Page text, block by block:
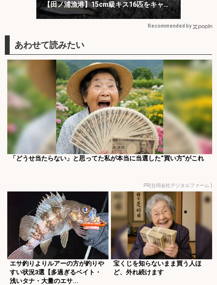
【田ノ浦漁港】15cm級キス16匹をキャッ
チ！
Recommended by
「どうせ当たらない」と思ってた私が本当に当選した“買い方”がこれ
PR(合同会社デジタルファーム )
エサ釣りよりルアーの方が釣りや
すい状況3選【多過ぎるベイト・
浅いタナ・大量のエサ...
宝くじを知らないまま買う人ほ
ど、外れ続けます